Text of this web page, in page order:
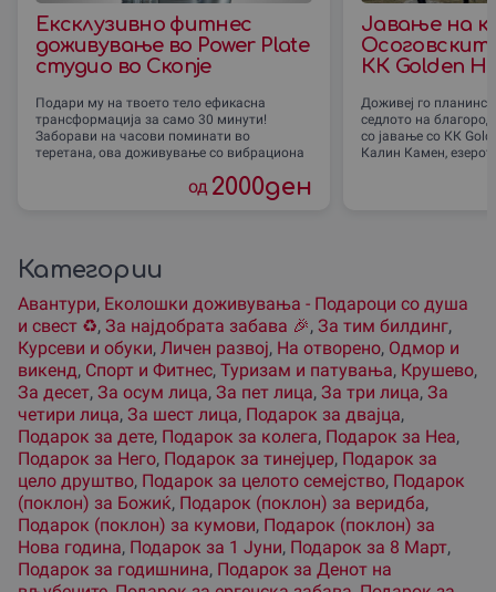
Ексклузивно фитнес
доживување во Power Plate
студио во Скопје
Подари му на твоето тело ефикасна
трансформација за само 30 минути!
Заборави на часови поминати во
теретана, ова доживување со вибрациона
од 2000ден
Јавање на
КК Golden
Доживеј го
седлото на
со јавање со КК
Калин Камен,
Категории
Авантури, Еколошки доживувања - Подароци со душа
и свест ♻️, За наjдобрата забава 🎉, За тим билдинг,
Курсеви и обуки, Личен развој, На отворено, Одмор и
викенд, Спорт и Фитнес, Туризам и патувања, Крушево,
За десет, За осум лица, За пет лица, За три лица, За
четири лица, За шест лица, Подарок за двајца,
Подарок за дете, Подарок за колега, Подарок за Неа,
Подарок за Него, Подарок за тинејџер, Подарок за
цело друштво, Подарок за целото семејство, Подарок
(поклон) за Божиќ, Подарок (поклон) за веридба,
Подарок (поклон) за кумови, Подарок (поклон) за
Нова година, Подарок за 1 Јуни, Подарок за 8 Март,
Подарок за годишнина, Подарок за Денот на